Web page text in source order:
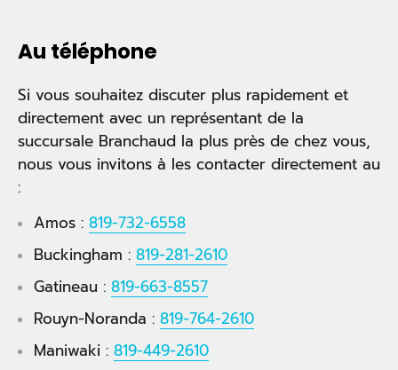
Au téléphone
Si vous souhaitez discuter plus rapidement et
directement avec un représentant de la
succursale Branchaud la plus près de chez vous,
nous vous invitons à les contacter directement au
:
Amos : 819-732-6558
Buckingham : 819-281-2610
Gatineau : 819-663-8557
Rouyn-Noranda : 819-764-2610
Maniwaki : 819-449-2610